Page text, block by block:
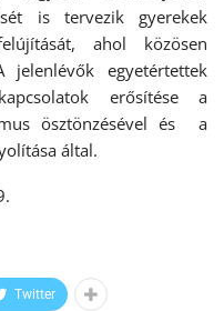
is tervezik gyerekek
ahol közösen
jelenlévők egyetértettek
erősítése a
ösztönzésével és a
által.
Twitter